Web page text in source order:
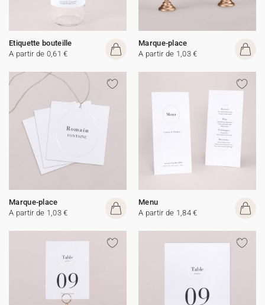
Etiquette bouteille
A partir de 0,61 €
Marque-place
A partir de 1,03 €
Marque-place
A partir de 1,03 €
Menu
A partir de 1,84 €